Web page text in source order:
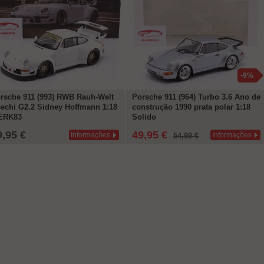
911 (993) RWB Rauh-Welt
G2.2 Sidney Hoffmann 1:18
€ Informações
-9%
Porsche 911 (964) Turbo 3.6 Ano de
construção 1990 prata polar 1:18
Solido
49,95 € 54,99 € Informações